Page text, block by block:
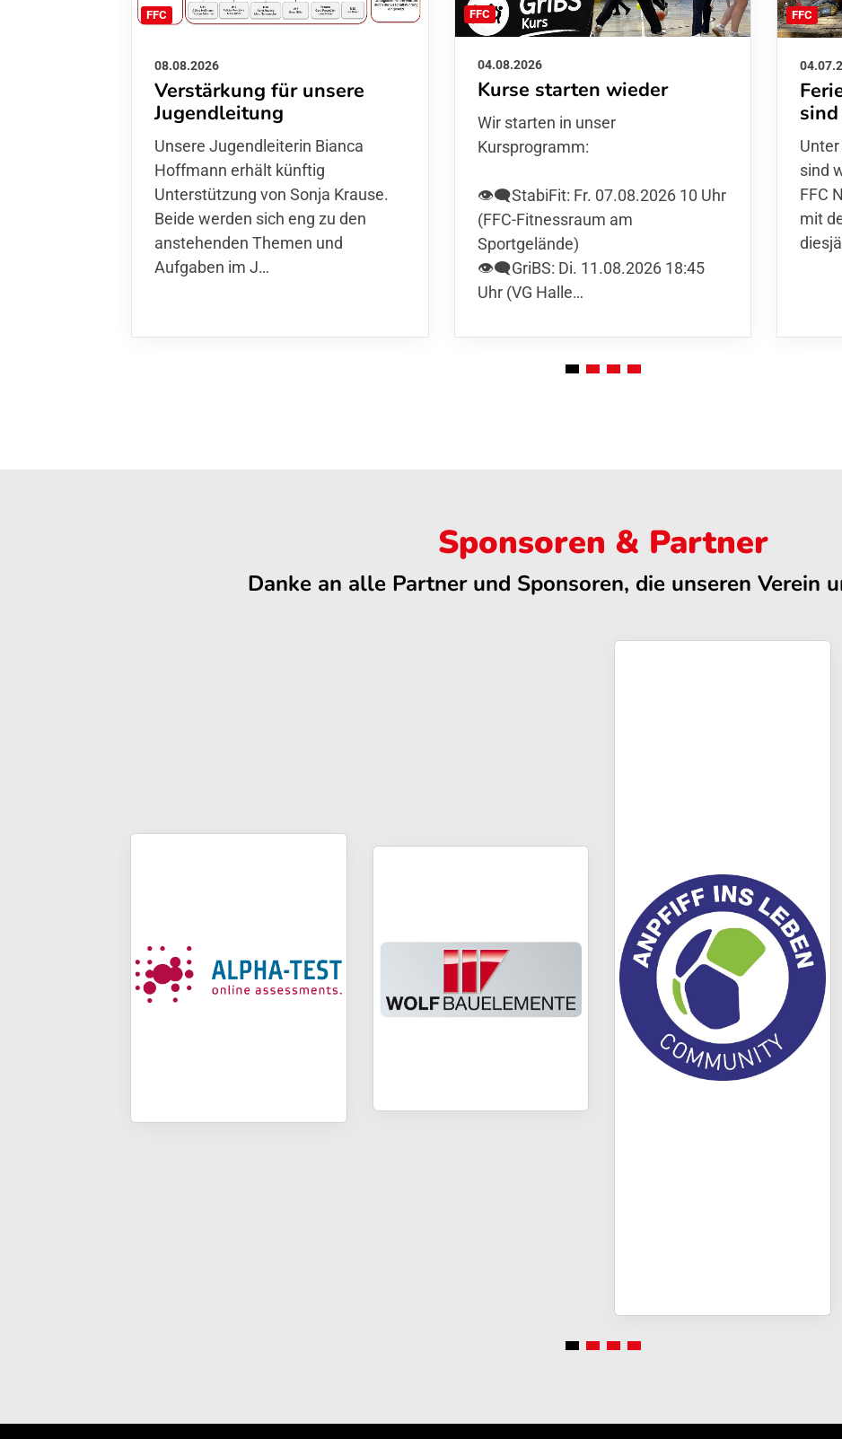
FFC
08.08.2026
Verstärkung für unsere
Jugendleitung
Unsere Jugendleiterin Bianca
Hoffmann erhält künftig
Unterstützung von Sonja Krause.
Beide werden sich eng zu den
anstehenden Themen und
Aufgaben im J…
FFC
04.08.2026
Kurse starten wieder
Wir starten in unser
Kursprogramm:
👁️‍🗨️StabiFit: Fr. 07.08.2026 10 Uhr
(FFC-Fitnessraum am
Sportgelände)
👁️‍🗨️GriBS: Di. 11.08.2026 18:45
Uhr (VG Halle…
FFC
Unter
wir
der
Sponsoren & Partner
Danke an alle Partner und Sponsoren, die unseren Verein